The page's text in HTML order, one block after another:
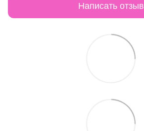
Написать отзыв